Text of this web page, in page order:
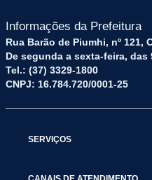
Informações da Prefeitura
Rua Barão de Piumhi, nº 121,
De segunda a sexta-feira, das
Tel.: (37) 3329-1800
CNPJ: 16.784.720/0001-25
SERVIÇOS